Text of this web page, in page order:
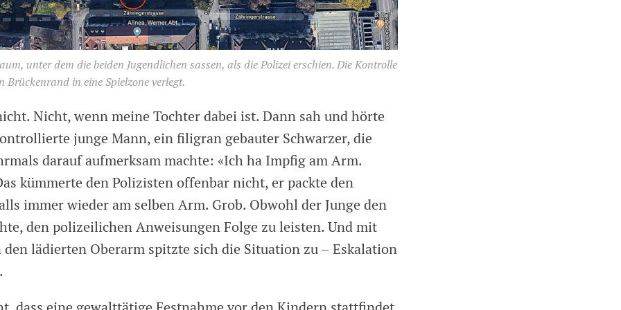
unter dem die beiden Jugendlichen sassen, als die Polizei erschien. Die Kontrolle
Brückenrand in eine Spielzone verlegt.
Nicht, wenn meine Tochter dabei ist. Dann sah und hörte
junge Mann, ein filigran gebauter Schwarzer, die
darauf aufmerksam machte: «Ich ha Impfig am Arm.
kümmerte den Polizisten offenbar nicht, er packte den
immer wieder am selben Arm. Grob. Obwohl der Junge den
den polizeilichen Anweisungen Folge zu leisten. Und mit
lädierten Oberarm spitzte sich die Situation zu – Eskalation